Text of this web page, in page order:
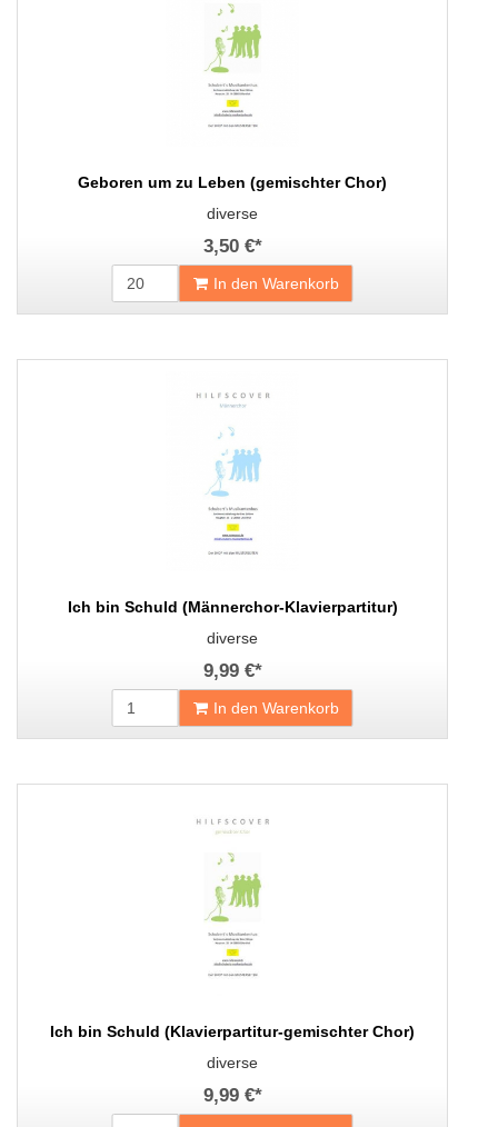
Geboren um zu Leben (gemischter Chor)
diverse
3,50 €*
In den Warenkorb
Ich bin Schuld (Männerchor-Klavierpartitur)
diverse
9,99 €*
In den Warenkorb
Ich bin Schuld (Klavierpartitur-gemischter Chor)
diverse
9,99 €*